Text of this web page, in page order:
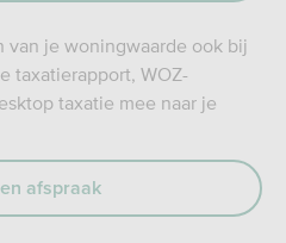
van je woningwaarde ook bij
taxatierapport, WOZ-
taxatie mee naar je
afspraak